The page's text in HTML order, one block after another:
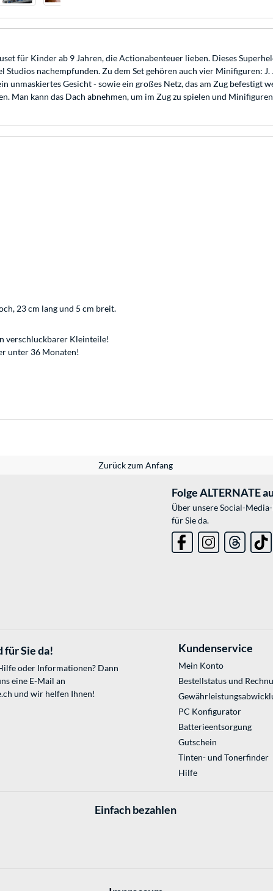
für Kinder ab 9 Jahren, die Actionabenteuer lieben. Dieses
Studios nachempfunden. Zu dem Set gehören auch vier Minifiguren:
unmaskiertes Gesicht - sowie ein großes Netz, das am Zug befestigt
Man kann das Dach abnehmen, um im Zug zu spielen und
23 cm lang und 5 cm breit.
verschluckbarer Kleinteile!
unter 36 Monaten!
Zurück zum Anfang
Folge ALTERNATE
Über unsere Social-
für Sie da.
für Sie da!
oder Informationen? Dann
eine E-Mail an
und wir helfen Ihnen!
Kundenservice
Mein Konto
Bestellstatus und
PC Konfigurator
Batterieentsorgung
Gutschein
Tinten- und Tonerfinder
Hilfe
Einfach bezahlen